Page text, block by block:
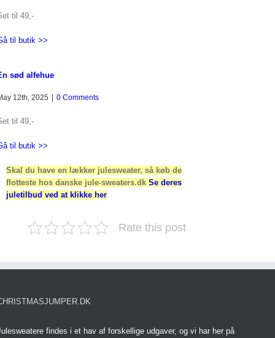
til 49,-
til butik >>
sød alfehue
12th, 2025 0 Comments
til 49,-
til butik >>
Skal du have en lækker julesweater, så køb de
flotteste hos danske jule-sweaters.dk Se deres
juletilbud ved at klikke her
Rate this post
findes i et hav af forskellige udgaver, og vi har her på